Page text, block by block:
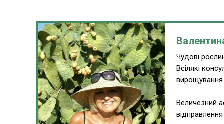
Чудові
Всілякі
вирощування.
Величезний
відправлення